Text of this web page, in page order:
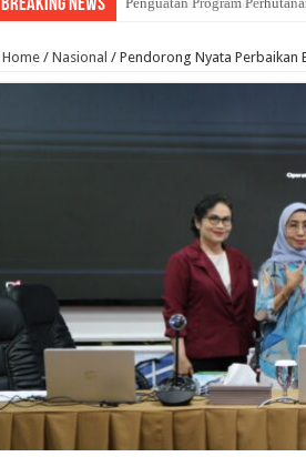
Breaking News
Home / Nasional / Pendorong Nyata Perbaikan